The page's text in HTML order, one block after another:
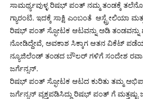
ಸಾಮರ್ಥ್ಯವುಳ್ಳ ರಿಷಭ್ ಪಂತ್ ನಮ್ಮ ತಂಡಕ್ಕೆ
ಗ್ಯಾರಂಟಿ. ಇದಕ್ಕೆ ಸಾಕ್ಷಿ ಎಂಬಂತೆ ಆಸ್ಟ್ರೇಲಿಯಾ
ರಿಷಭ್ ಪಂತ್ ಸ್ಫೋಟಕ ಆಟವನ್ನು ಅಡಿ ತಂಡವನ್ನು
ನೋಡಿದ್ದೇವೆ, ಅವಕಾಶ ಸಿಕ್ಕಾಗ ಆತನ ವಿಕೆಟ್
ನ್ಯೂಜಿಲೆಂಡ್ ತಂಡದ ಬೌಲರ್ ಗಳಿಗೆ ಸಂದೇಶ
ಜರ್ಗೆನ್ಸನ್.
ರಿಷಭ್ ಪಂತ್ ಸ್ಫೋಟಕ ಆಟದ ಕುರಿತು ತಮ್ಮ
ಜರ್ಗೆನ್ಸನ್ ವ್ಯಕ್ತಪಡಿಸಿದ್ದು ರಿಷಭ್ ಪಂತ್ ಗೆ ಮತ್ತಷ್ಟು